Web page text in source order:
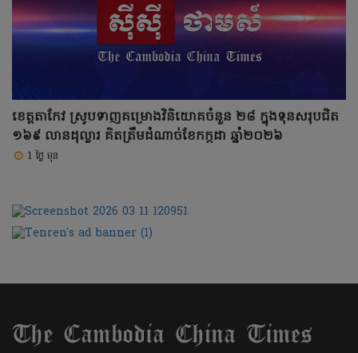
ខេត្តតាកែវ ស្រូបទាញគម្រោងវិនិយោគចំនួន ២៨ ក្នុងទុនសរុបជិត
១៦៩ លានដុល្លារ គិតត្រឹមដំណាច់ខែកក្កដា ឆ្នាំ២០២៦
1 ថ្ងៃ មុន